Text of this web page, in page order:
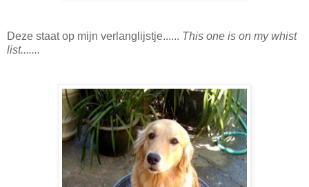
Deze staat op mijn verlanglijstje...... This one is on my whist
list.......